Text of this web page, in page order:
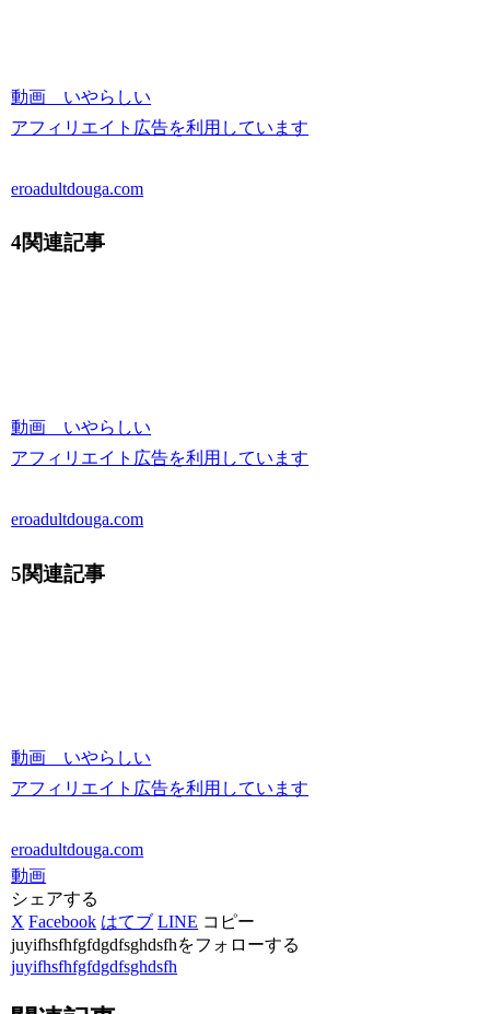
動画 いやらしい
アフィリエイト広告を利用しています
eroadultdouga.com
4関連記事
動画 いやらしい
アフィリエイト広告を利用しています
eroadultdouga.com
5関連記事
動画 いやらしい
アフィリエイト広告を利用しています
eroadultdouga.com
動画
シェアする
X Facebook はてブ LINE コピー
juyifhsfhfgfdgdfsghdsfhをフォローする
juyifhsfhfgfdgdfsghdsfh